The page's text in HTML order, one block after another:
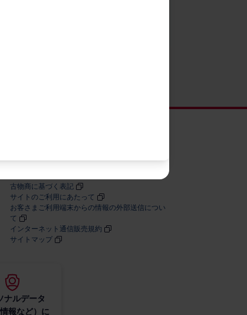
古物商に​基づく​表記
サイトの​ご利用に​あたって
お客さまご利用端末からの情報の外部送信につい
て
インターネット通信販売規約
サイトマップ
ナルデータ
情報など）に​